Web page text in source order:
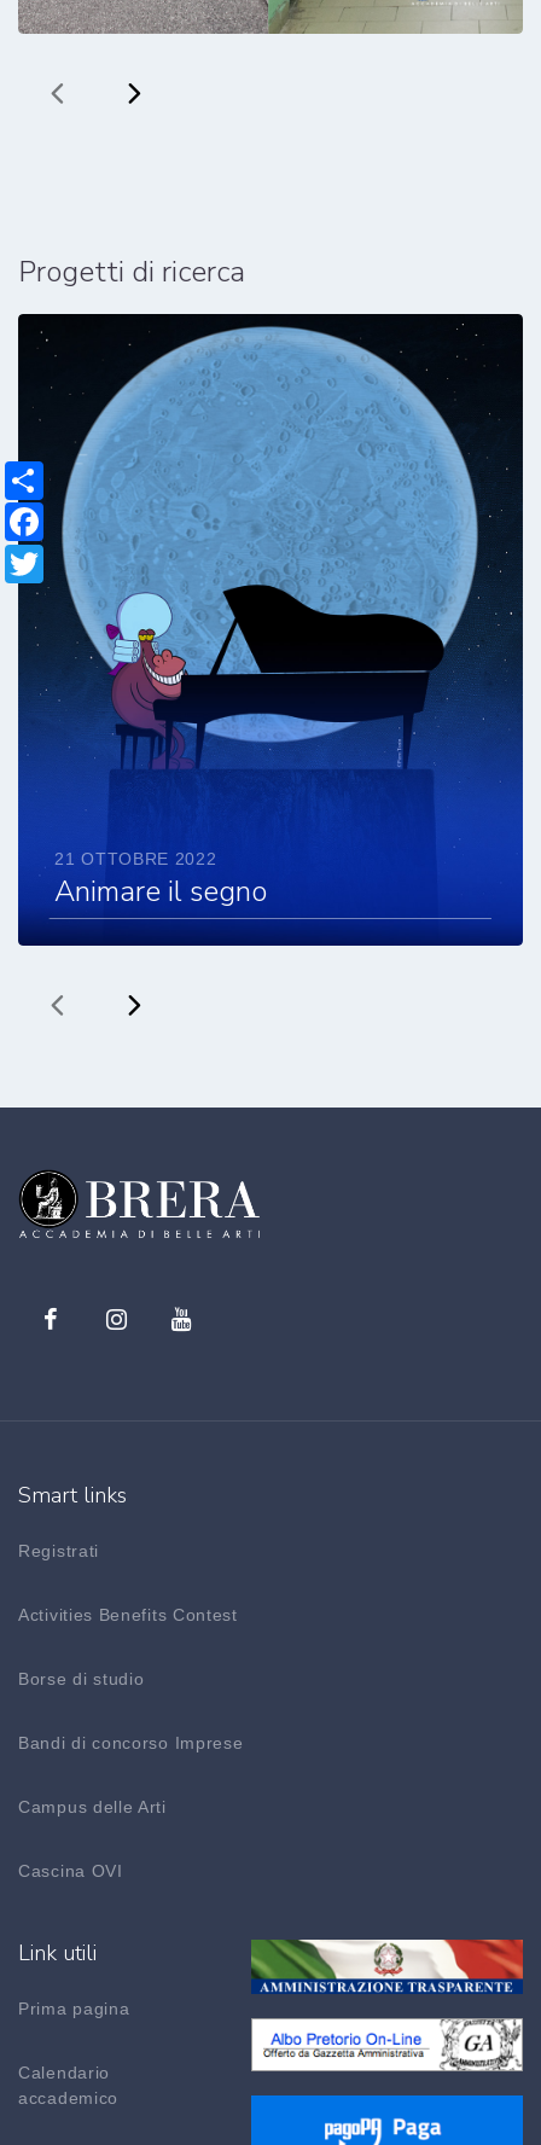
Progetti di ricerca
21 OTTOBRE 2022
Animare il segno
Share
Facebook
Twitter
Smart links
Registrati
Activities Benefits Contest
Borse di studio
Bandi di concorso Imprese
Campus delle Arti
Cascina OVI
Link utili
Prima pagina
Calendario
accademico